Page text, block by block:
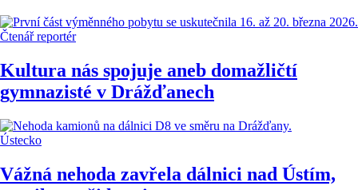
Čtenář reportér
Kultura nás spojuje aneb domažličtí
gymnazisté v Drážďanech
Ústecko
Vážná nehoda zavřela dálnici nad Ústím,